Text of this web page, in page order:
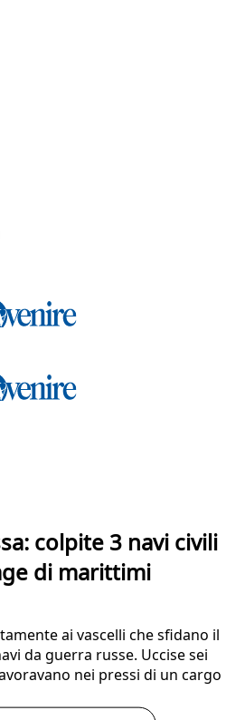
colpite 3 navi civili
di marittimi
ai vascelli che sfidano il
da guerra russe. Uccise sei
nei pressi di un cargo